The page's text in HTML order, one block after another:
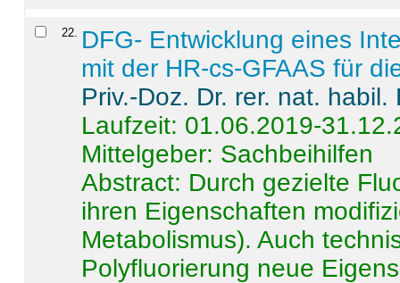
22
DFG- Entwicklung eines
mit der HR-cs-GFAAS für
Priv.-Doz. Dr. rer. nat.
Laufzeit: 01.06.2019-
Mittelgeber: Sachbeihilfen
Abstract: Durch gezielte
ihren Eigenschaften
Metabolismus). Auch
Polyfluorierung neue